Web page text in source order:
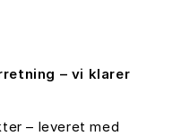
– vi klarer
– leveret med